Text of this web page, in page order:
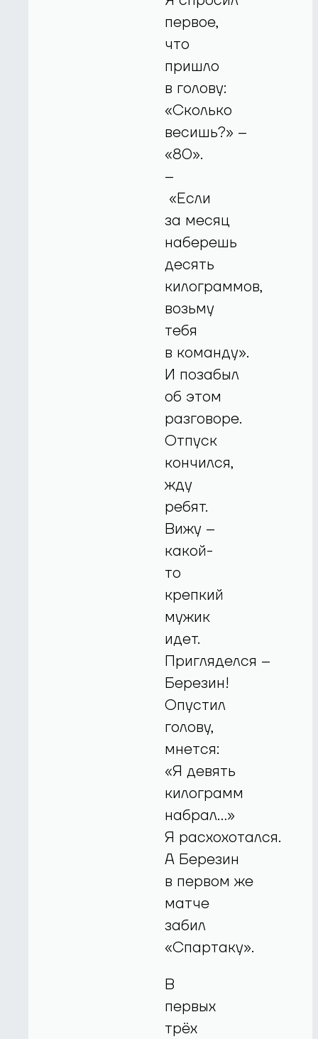
первое,
что
пришло
в голову:
«Сколько
весишь?» –
«80».
–
«Если
за месяц
наберешь
десять
килограммов,
возьму
тебя
в команду».
И позабыл
об этом
разговоре.
Отпуск
кончился,
жду
ребят.
Вижу –
какой-
то
крепкий
мужик
идет.
Пригляделся –
Березин!
Опустил
голову,
мнется:
«Я девять
килограмм
набрал...»
Я расхохотался.
А Березин
в первом же
матче
забил
«Спартаку».
В
первых
трёх